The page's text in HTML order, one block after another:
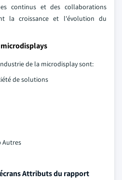
continus et des collaborations
la croissance et l'évolution du
de la microdisplay sont:
de solutions
Autres
Attributs du rapport